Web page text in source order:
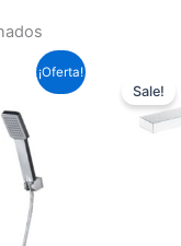
¡Oferta!
precio
es:
117,33 €.
Sale!